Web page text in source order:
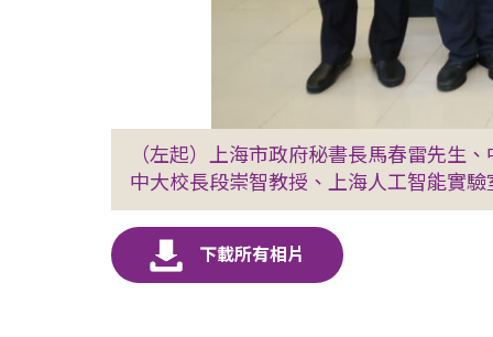
（左起）上海市政府秘書長馬春雷先生
中大校長段崇智教授、上海人工智能實